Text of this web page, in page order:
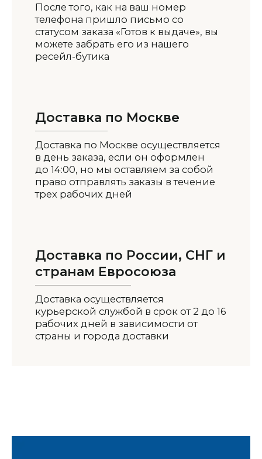
После того, как на ваш номер
телефона пришло письмо со
статусом заказа «Готов к выдаче», вы
можете забрать его из нашего
ресейл-бутика
Доставка по Москве
Доставка по Москве осуществляется
в день заказа, если он оформлен
до 14:00, но мы оставляем за собой
право отправлять заказы в течение
трех рабочих дней
Доставка по России, СНГ и
странам Евросоюза
Доставка осуществляется
курьерской службой в срок от 2 до 16
рабочих дней в зависимости от
страны и города доставки